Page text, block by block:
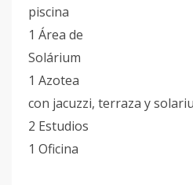
piscina
1 Área de
Solárium
1 Azotea
con jacuzzi, terraza y
2 Estudios
1 Oficina